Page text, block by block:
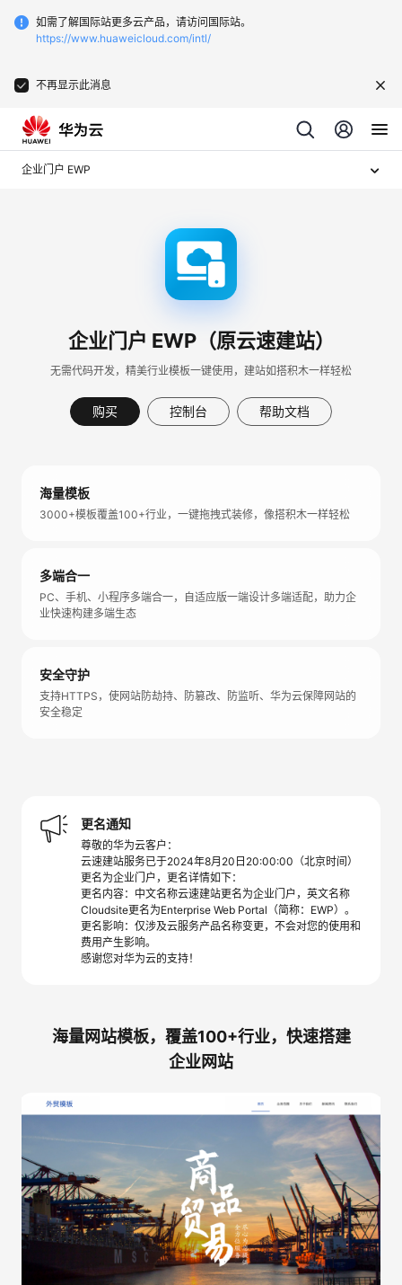
如需了解国际站更多云产品，请访问国际站。
https://www.huaweicloud.com/intl/
不再显示此消息
企业门户 EWP
企业门户 EWP（原云速建站）
无需代码开发，精美行业模板一键使用，建站如搭积木一样轻松
购买 控制台 帮助文档
海量模板
3000+模板覆盖100+行业，一键拖拽式装修，像搭积木一样轻松
多端合一
PC、手机、小程序多端合一，自适应版一端设计多端适配，助力企
业快速构建多端生态
安全守护
支持HTTPS，使网站防劫持、防篡改、防监听、华为云保障网站的
安全稳定
更名通知
尊敬的华为云客户：
云速建站服务已于2024年8月20日20:00:00（北京时间）
更名为企业门户，更名详情如下：
更名内容：中文名称云速建站更名为企业门户，英文名称
Cloudsite更名为Enterprise Web Portal（简称：EWP）。
更名影响：仅涉及云服务产品名称变更，不会对您的使用和
费用产生影响。
感谢您对华为云的支持！
海量网站模板，覆盖100+行业，快速搭建
企业网站